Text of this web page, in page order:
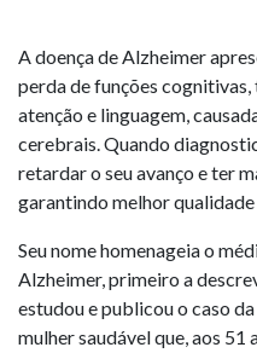
A doença de Alzheimer
perda de funções
atenção e linguagem,
cerebrais. Quando
retardar o seu avanço e ter
garantindo melhor
Seu nome homenageia o
Alzheimer, primeiro a
estudou e publicou o caso
mulher saudável que, aos 51